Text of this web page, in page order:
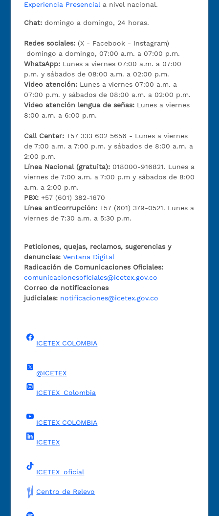
Experiencia Presencial a nivel nacional.
Chat: domingo a domingo, 24 horas.
Redes sociales: (X - Facebook - Instagram)
domingo a domingo, 07:00 a.m. a 07:00 p.m.
WhatsApp: Lunes a viernes 07:00 a.m. a 07:00
p.m. y sábados de 08:00 a.m. a 02:00 p.m.
Video atención: Lunes a viernes 07:00 a.m. a
07:00 p.m. y sábados de 08:00 a.m. a 02:00 p.m.
Video atención lengua de señas: Lunes a viernes
8:00 a.m. a 6:00 p.m.
Call Center:+57 333 602 5656 - Lunes a viernes
de 7:00 a.m. a 7:00 p.m. y sábados de 8:00 a.m. a
2:00 p.m.
Línea Nacional (gratuita): 018000-916821. Lunes a
viernes de 7:00 a.m. a 7:00 p.m y sábados de 8:00
a.m. a 2:00 p.m.
PBX:+57 (601) 382-1670
Línea anticorrupción:+57 (601) 379-0521. Lunes a
viernes de 7:30 a.m. a 5:30 p.m.
Peticiones, quejas, reclamos, sugerencias y
denuncias: Ventana Digital
Radicación de Comunicaciones Oficiales:
comunicacionesoficiales@icetex.gov.co
Correo de notificaciones
judiciales: notificaciones@icetex.gov.co
ICETEX COLOMBIA
@ICETEX
ICETEX_Colombia
ICETEX COLOMBIA
ICETEX
ICETEX_oficial
Centro de Relevo